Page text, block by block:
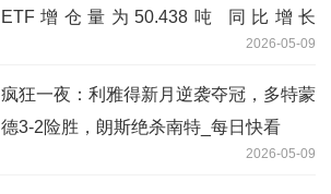
ETF增仓量为50.438吨 同比增长
2026-05-09
疯狂一夜：利雅得新月逆袭夺冠，多特蒙
德3-2险胜，朗斯绝杀南特_每日快看
2026-05-09